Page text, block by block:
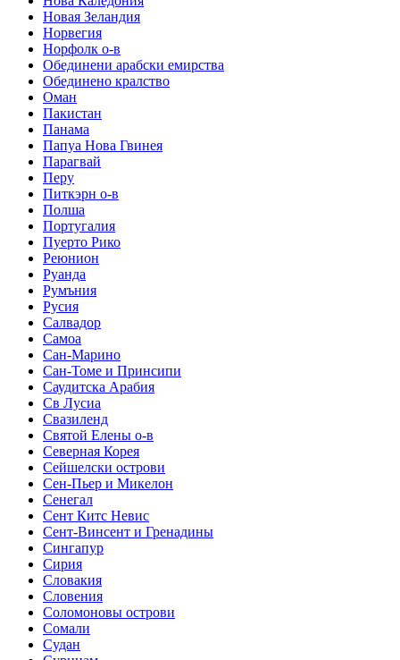
Новая Зеландия
Норвегия
Норфолк о-в
Обединени арабски емирства
Обединено кралство
Оман
Пакистан
Панама
Папуа Нова Гвинея
Парагвай
Перу
Питкэрн о-в
Полша
Португалия
Пуерто Рико
Реюнион
Руанда
Румъния
Русия
Салвадор
Самоа
Сан-Марино
Сан-Томе и Принсипи
Саудитска Арабия
Св Лусиа
Свазиленд
Святой Елены о-в
Северная Корея
Сейшелски острови
Сен-Пьер и Микелон
Сенегал
Сент Китс Невис
Сент-Винсент и Гренадины
Сингапур
Сирия
Словакия
Словения
Соломоновы острови
Сомали
Судан